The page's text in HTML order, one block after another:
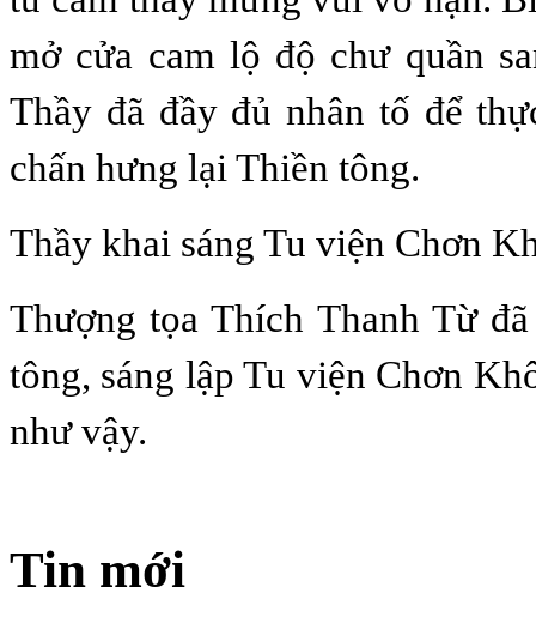
mở cửa cam lộ độ chư quần
Thầy đã đầy đủ nhân tố để
chấn hưng lại Thiền tông.
Thầy khai sáng Tu viện Chơn
Thượng tọa Thích Thanh Từ
tông, sáng lập Tu viện Chơn
như vậy.
Tin mới